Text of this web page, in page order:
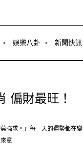
娛樂八卦 新聞快訊
偏財最旺！
強求。」每一天的運勢都在變
意